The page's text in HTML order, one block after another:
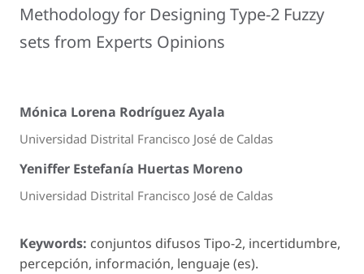
Methodology for Designing Type-2 Fuzzy
sets from Experts Opinions
Mónica Lorena Rodríguez Ayala
Universidad Distrital Francisco José de Caldas
Yeniffer Estefanía Huertas Moreno
Universidad Distrital Francisco José de Caldas
Keywords: conjuntos difusos Tipo-2, incertidumbre,
percepción, información, lenguaje (es).